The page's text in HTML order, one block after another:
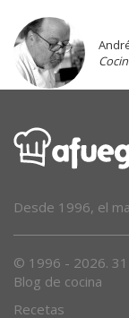
Desde 1996, el
© 1996 - 2026.
Blog de cocina
Recetas